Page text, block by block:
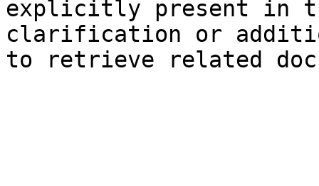
explicitly present in
clarification or